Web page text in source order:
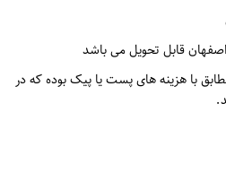
قابل تحویل می باشد
با هزینه های پست یا پیک بوده که در